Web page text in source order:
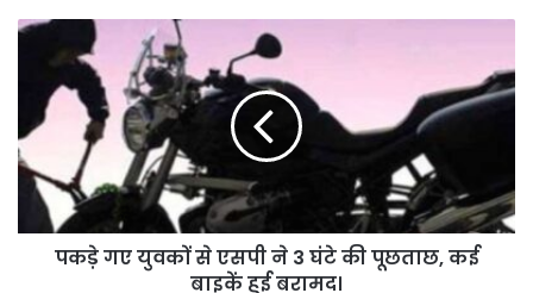
पकड़े
एसपी
ने
की
पूछताछ,पकड़े गए युवकों से एसपी ने 3 घंटे की पूछताछ, कई
बाइकें हुई बरामद।